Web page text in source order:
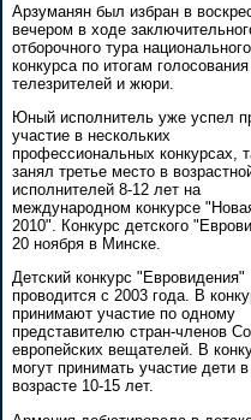
Арзуманян был избран в
вечером в ходе
отборочного тура национального
конкурса по итогам голосования
телезрителей и жюри.
Юный исполнитель уже успел
участие в нескольких
профессиональных конкурсах,
занял третье место в
исполнителей 8-12 лет на
международном конкурсе
2010". Конкурс детского
20 ноября в Минске.
Детский конкурс "Евровидения"
проводится с 2003 года. В
принимают участие по одному
представителю стран-членов
европейских вещателей. В
могут принимать участие дети в
возрасте 10-15 лет.